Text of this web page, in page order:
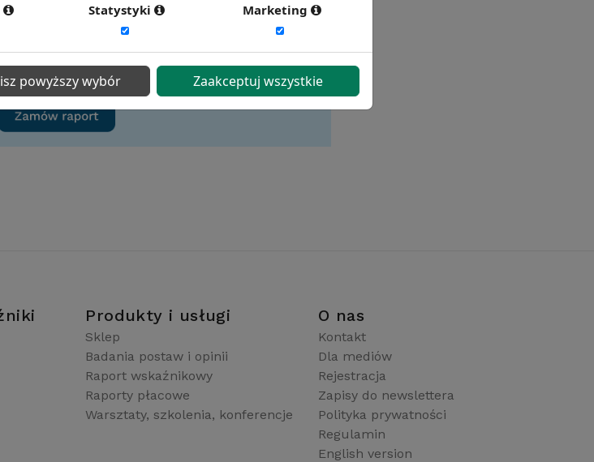
Produkty i usługi
Sklep
Badania postaw i opinii
Raport wskaźnikowy
Raporty płacowe
Warsztaty, szkolenia, konferencje
O nas
Kontakt
Dla mediów
Rejestracja
Zapisy do newslettera
Polityka prywatności
Regulamin
English version
Statystyki Marketing
powyższy wybór Zaakceptuj wszystkie